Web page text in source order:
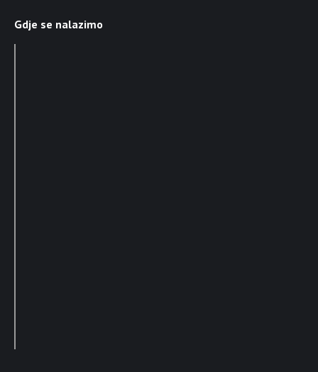
Gdje se nalazimo